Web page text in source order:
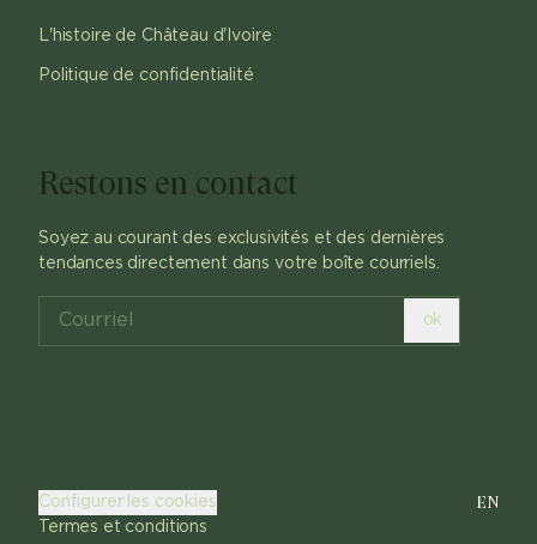
L'histoire de Château d'Ivoire
Politique de confidentialité
Restons en contact
Soyez au courant des exclusivités et des dernières
tendances directement dans votre boîte courriels.
ok
Configurer les cookies
Termes et conditions
EN